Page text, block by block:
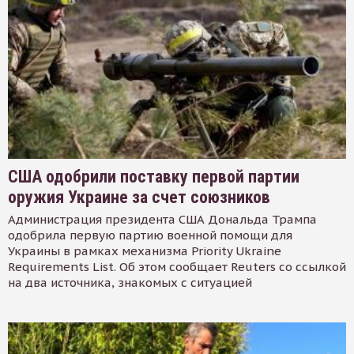
США одобрили поставку первой партии
оружия Украине за счет союзников
Администрация президента США Дональда Трампа
одобрила первую партию военной помощи для
Украины в рамках механизма Priority Ukraine
Requirements List. Об этом сообщает Reuters со ссылкой
на два источника, знакомых с ситуацией